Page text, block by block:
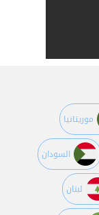
موريتانيا
السودان
لبنان